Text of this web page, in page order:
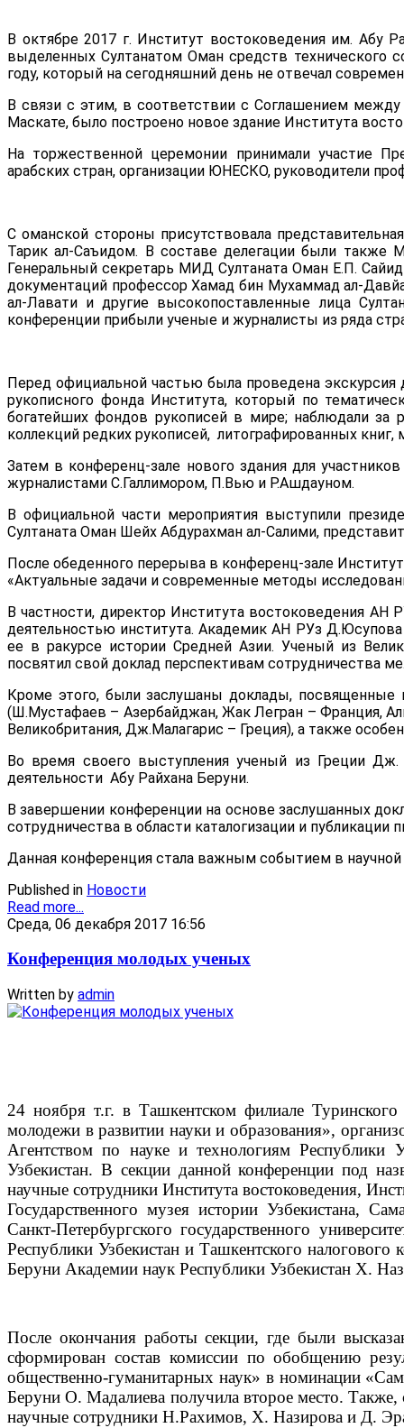
В октябре 2017 г. Институт востоковедения им. Абу
выделенных Султанатом Оман средств технического
году, который на сегодняшний день не отвечал
В связи с этим, в соответствии с Соглашением между
Маскате, было построено новое здание Института
На торжественной церемонии принимали участие
арабских стран, организации ЮНЕСКО, руководители
С оманской стороны присутствовала
Тарик ал-Саъидом. В составе делегации были
Генеральный секретарь МИД Султаната Оман Е.П.
документаций профессор Хамад бин Мухаммад ал-
ал-Лавати и другие высокопоставленные лица
конференции прибыли ученые и журналисты из ряда
Перед официальной частью была проведена
рукописного фонда Института, который по
богатейших фондов рукописей в мире; наблюдали за
коллекций редких рукописей, литографированных
Затем в конференц-зале нового здания для
журналистами С.Галлимором, П.Вью и Р.Ашдауном.
В официальной части мероприятия выступили
Султаната Оман Шейх Абдурахман ал-Салими,
После обеденного перерыва в конференц-зале
«Актуальные задачи и современные методы
В частности, директор Института востоковедения АН
деятельностью института. Академик АН РУз
ее в ракурсе истории Средней Азии. Ученый из
посвятил свой доклад перспективам сотрудничества
Кроме этого, были заслушаны доклады, посвященные
(Ш.Мустафаев – Азербайджан, Жак Легран – Франция,
Великобритания, Дж.Малагарис – Греция), а также
Во время своего выступления ученый из Греции
деятельности Абу Райхана Беруни.
В завершении конференции на основе заслушанных
сотрудничества в области каталогизации и публикации
Данная конференция стала важным событием в научной
Published in Новости
Read more...
Среда, 06 декабря 2017 16:56
Конференция молодых ученых
Written by admin
24 ноября т.г. в Ташкентском филиале Туринского
молодежи в развитии науки и образования»,
Агентством по науке и технологиям Республики
Узбекистан. В секции данной конференции под
научные сотрудники Института востоковедения,
Государственного музея истории Узбекистана,
Санкт-Петербургского государственного
Республики Узбекистан и Ташкентского
Беруни Академии наук Республики Узбекистан Х.
После окончания работы секции, где были
сформирован состав комиссии по обобщению
общественно-гуманитарных наук» в номинации
Беруни О. Мадалиева получила второе место.
научные сотрудники Н.Рахимов, Х. Назирова и Д.